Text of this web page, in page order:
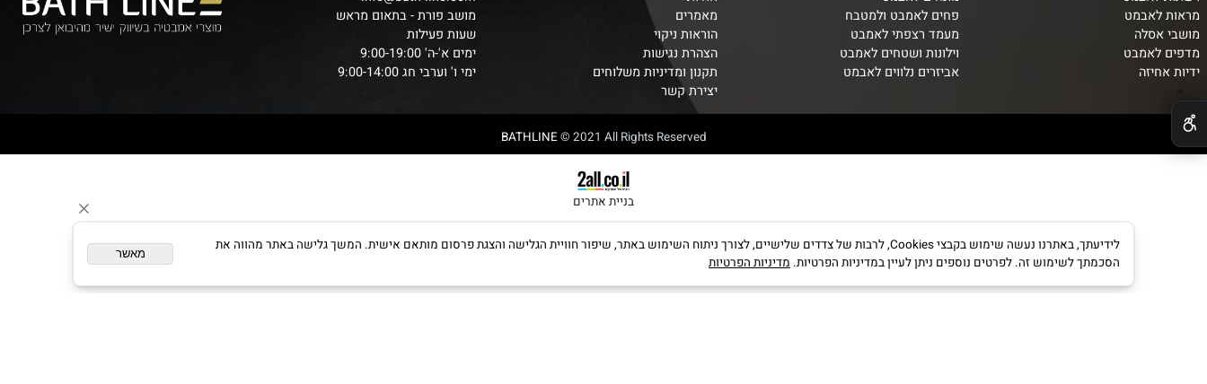
סדרות מעוצבות
קולבים לאמבט
מונחים לאבמט
פחים לאמבט ולמטבח
מעמד רצפתי לאמבט
אביזרים נלווים לאבמט
אודות
מאמרים
הוראות ניקוי
הצהרת נגישות
תקנון ומדיניות משלוחים
יצירת קשר
052-6838084
info@bath-line.com
מושב פורת - בתאום מראש
שעות פעילות
ימי ו' וערבי חג 9:00-14:00
BATHLINE© 2021 All Rights Reserved
בניית אתרים
לידיעתך, באתרנו נעשה שימוש בקבצי Cookies, לרבות של צדדים שלישיים, לצורך ניתוח השימוש באתר, שיפור חוויית הגלישה והצגת פרסום מותאם אישית. המשך גלישה באתר מהווה את